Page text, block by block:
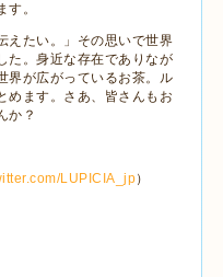
。
えたい。」その思いで世界
た。身近な存在でありなが
界が広がっているお茶。ル
めます。さあ、皆さんもお
か？
LUPICIA_jp）